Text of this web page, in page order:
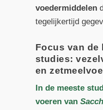
voedermiddelen
tegelijkertijd
Focus van de
studies:
en
In de meeste
voeren van